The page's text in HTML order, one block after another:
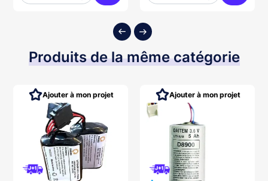
au panier Ajouter au panier
Produits de la même catégorie
Ajouter à mon projet Ajouter à mon projet